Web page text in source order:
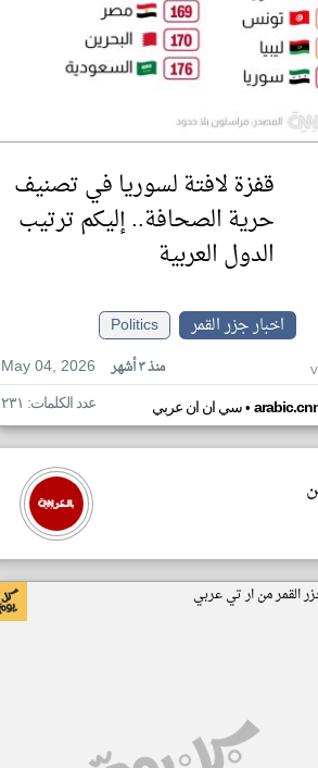
قفزة لافتة لسوريا في تصنيف
حرية الصحافة.. إليكم ترتيب
الدول العربية
اخبار جزر القمر
Politics
May 04, 2026
منذ ٣ أشهر
سي ان ان عربي• عدد الكلمات: ٢٣١
القمر من ار تي عربي